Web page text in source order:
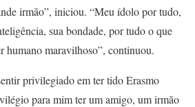
irmão”, iniciou. “Meu ídolo por tudo,
sua bondade, por tudo o que
humano maravilhoso”, continuou.
privilegiado em ter tido Erasmo
para mim ter um amigo, um irmão